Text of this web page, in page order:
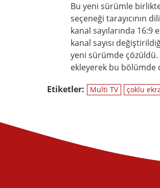
Bu yeni sürümle
seçeneği tarayıcının
kanal sayılarında
kanal sayısı
yeni sürümde çözüldü.
ekleyerek bu bölümde
Etiketler:
Multi TV çoklu